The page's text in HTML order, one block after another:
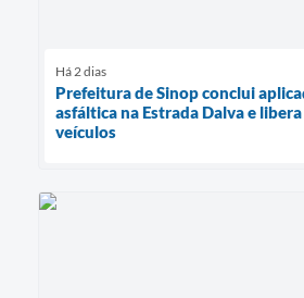
Há 2 dias
Prefeitura de Sinop conclui
asfáltica na Estrada Dalva e
veículos